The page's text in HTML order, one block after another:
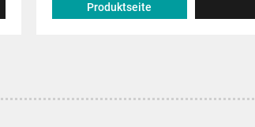
Produktseite